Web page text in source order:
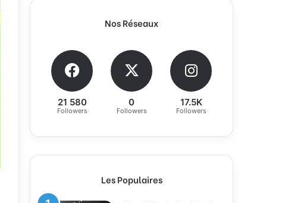
Nos Réseaux
21 580
Followers
0
Followers
17.5K
Followers
Les Populaires